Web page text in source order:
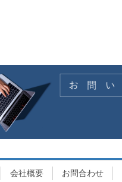
会社概要 お問合わせ